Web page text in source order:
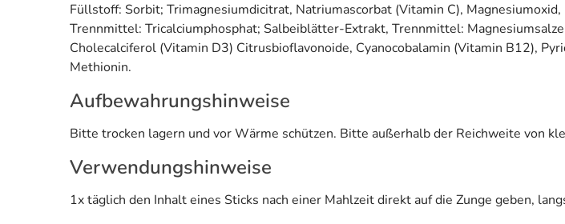
Füllstoff: Sorbit; Trimagnesiumdicitrat, Natriumascorbat (Vitamin C),
Trennmittel: Tricalciumphosphat; Salbeiblätter-Extrakt, Trennmittel:
Cholecalciferol (Vitamin D3) Citrusbioflavonoide, Cyanocobalamin (Vitamin B12),
Methionin.
Aufbewahrungshinweise
Bitte trocken lagern und vor Wärme schützen. Bitte außerhalb der Reichweite von
Verwendungshinweise
1x täglich den Inhalt eines Sticks nach einer Mahlzeit direkt auf die Zunge geben,